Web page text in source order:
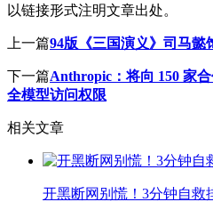
以链接形式注明文章出处。
上一篇94版《三国演义》司马懿
下一篇Anthropic：将向 150 家
全模型访问权限
相关文章
开黑断网别慌！3分钟自救